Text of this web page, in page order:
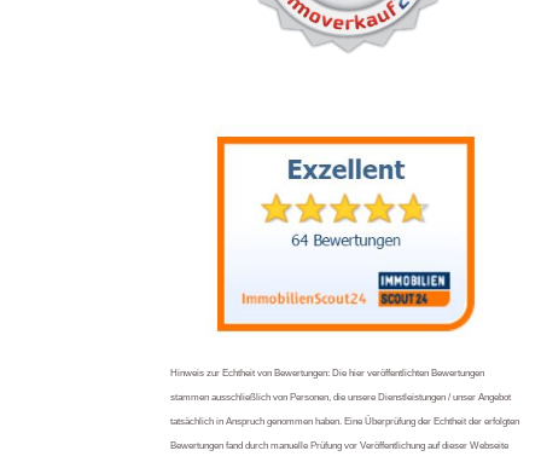
Hinweis zur Echtheit von Bewertungen: Die hier veröffentlichten Bewertungen
stammen ausschließlich von Personen, die unsere Dienstleistungen / unser Angebot
tatsächlich in Anspruch genommen haben. Eine Überprüfung der Echtheit der erfolgten
Bewertungen fand durch manuelle Prüfung vor Veröffentlichung auf dieser Webseite